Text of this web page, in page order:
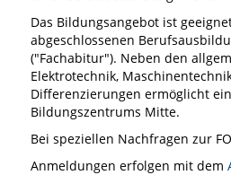
Das Bildungsangebot ist
abgeschlossenen
("Fachabitur"). Neben den
Elektrotechnik,
Differenzierungen ermöglicht
Bildungszentrums Mitte.
Bei speziellen Nachfragen zur
Anmeldungen erfolgen mit dem